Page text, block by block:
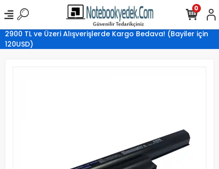
2900 TL ve Üzeri Alışverişlerde Kargo Bedava! (Bayiler için
120USD)
0